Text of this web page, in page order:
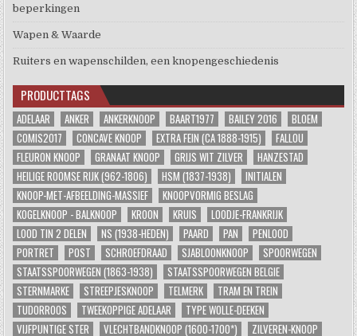
beperkingen
Wapen & Waarde
Ruiters en wapenschilden, een knopengeschiedenis
PRODUCTTAGS
ADELAAR ANKER ANKERKNOOP BAART1977 BAILEY 2016
BLOEM
COMIS2017
CONCAVE KNOOP EXTRA FEIN (CA 1888-1915)
FALLOU
FLEURON KNOOP
GRANAAT KNOOP GRIJS WIT ZILVER
HANZESTAD
HEILIGE ROOMSE RIJK (962-1806)
HSM (1837-1938)
INITIALEN
KNOOP-MET-AFBEELDING-MASSIEF
KNOOPVORMIG BESLAG
KOGELKNOOP - BALKNOOP
KROON KRUIS
LOODJE-FRANKRIJK
LOOD TIN 2 DELEN
NS (1938-HEDEN) PAARD PAN
PENLOOD
PORTRET
POST SCHROEFDRAAD SJABLOONKNOOP
SPOORWEGEN
STAATSSPOORWEGEN (1863-1938)
STAATSSPOORWEGEN BELGIE
STERNMARKE
STREEPJESKNOOP TELMERK
TRAM EN TREIN
TUDORROOS
TWEEKOPPIGE ADELAAR
TYPE WOLLE-DEEKEN
VIJFPUNTIGE STER
VLECHTBANDKNOOP (1600-1700*) ZILVEREN-KNOOP